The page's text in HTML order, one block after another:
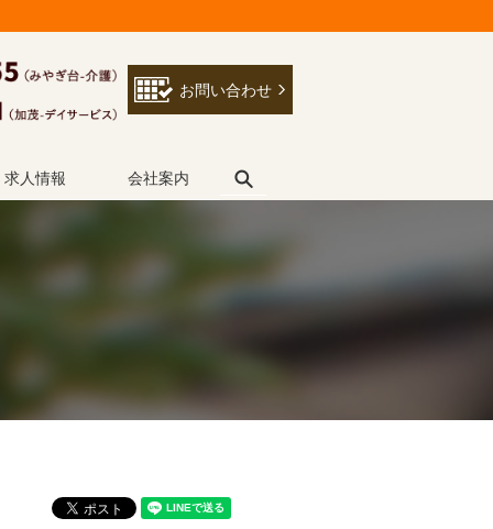
お問い合わせ
求人情報 会社案内 search